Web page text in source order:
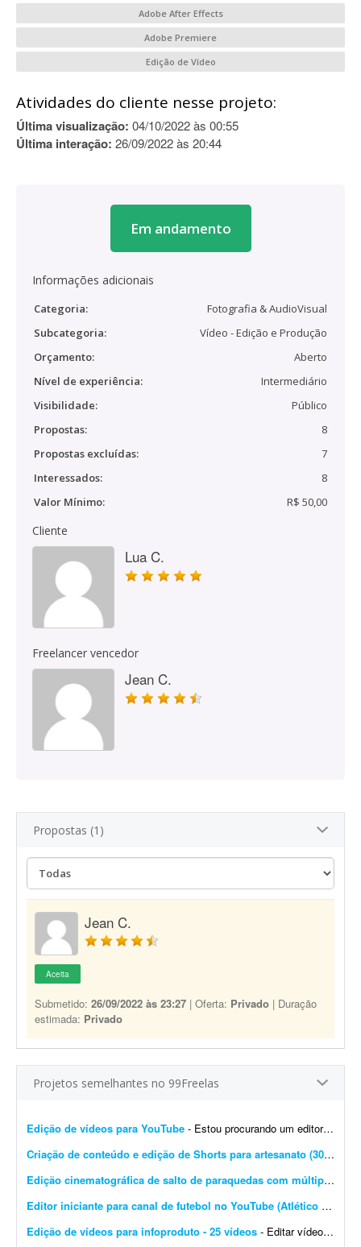
Adobe After Effects
Adobe Premiere
Edição de Vídeo
Atividades do cliente nesse projeto:
Última visualização: 04/10/2022 às 00:55
Última interação: 26/09/2022 às 20:44
Em andamento
Informações adicionais
Categoria:
Fotografia & AudioVisual
Subcategoria:
Vídeo - Edição e Produção
Orçamento:
Aberto
Nível de experiência:
Intermediário
Visibilidade:
Público
Propostas:
8
Propostas excluídas:
7
Interessados:
8
Valor Mínimo:
R$ 50,00
Cliente
Lua C.
Freelancer vencedor
Jean C.
Propostas (1)
Jean C.
Aceita
Submetido: 26/09/2022 às 23:27 | Oferta: Privado | Duração
estimada: Privado
Projetos semelhantes no 99Freelas
Edição de vídeos para YouTube - Estou procurando um editor de vídeo para editar vídeos longos para YouTube. A edição não precisa ser muito sofisticada. Procuro algo simples, dinâmico e ag...
Criação de conteúdo e edição de Shorts para artesanato (30 vídeos/mês)
Edição cinematográfica de salto de paraquedas com múltiplas câmeras
Editor iniciante para canal de futebol no YouTube (Atlético Mineiro)
Edição de vídeos para infoproduto - 25 vídeos - Editar vídeos para o meu infoproduto/curso online. Deve saber manusear os principais editores de vídeo. - Produção e edição de 25 vídeos. - Experi&...